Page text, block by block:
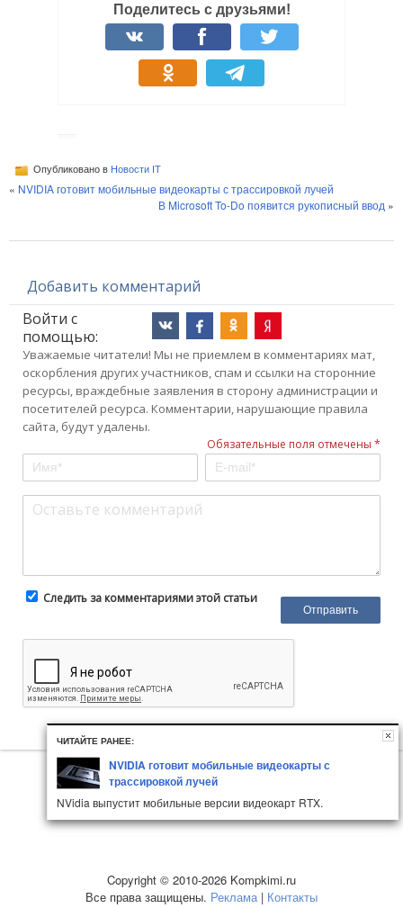
Поделитесь с друзьями!
Опубликовано в Новости IT
« NVIDIA готовит мобильные видеокарты с трассировкой лучей
В Microsoft To-Do появится рукописный ввод »
Добавить комментарий
Войти с
помощью:
Уважаемые читатели! Мы не приемлем в комментариях мат,
оскорбления других участников, спам и ссылки на сторонние
ресурсы, враждебные заявления в сторону администрации и
посетителей ресурса. Комментарии, нарушающие правила
сайта, будут удалены.
Обязательные поля отмечены *
Следить за комментариями этой статьи
Copyright © 2010-2026 Kompkimi.ru
Все права защищены. Реклама| Контакты
ЧИТАЙТЕ РАНЕЕ:
NVIDIA готовит мобильные видеокарты с
трассировкой лучей
NVidia выпустит мобильные версии видеокарт RTX.